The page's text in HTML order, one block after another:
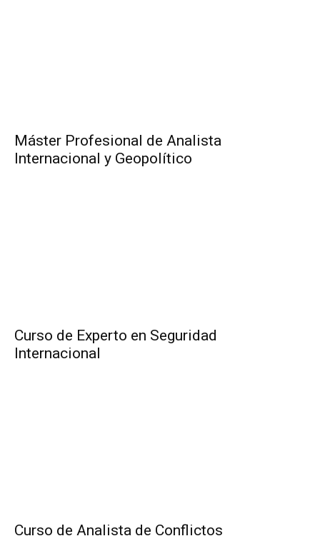
Máster Profesional de Analista
Internacional y Geopolítico
Curso de Experto en Seguridad
Internacional
Curso de Analista de Conflictos